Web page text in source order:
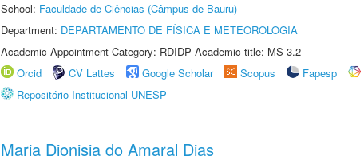
School: Faculdade de Ciências (Câmpus de Bauru)
Department: DEPARTAMENTO DE FÍSICA E METEOROLOGIA
Academic Appointment Category: RDIDP Academic title: MS-3.2
Orcid
CV Lattes Google Scholar Scopus Fapesp
Repositório Institucional UNESP
Maria Dionisia do Amaral Dias